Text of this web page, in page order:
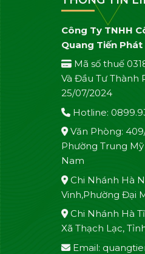
Công Ty TNHH
Quang Tiến Phát
Mã số thuế
Và Đầu Tư Thành
25/07/2024
Hotline:
Văn Phòng:
Phường Trung Mỹ
Nam
Chi Nhánh Hà
Vinh,Phường Đại
Chi Nhánh Hà
Xã Thạch Lạc,
Email: